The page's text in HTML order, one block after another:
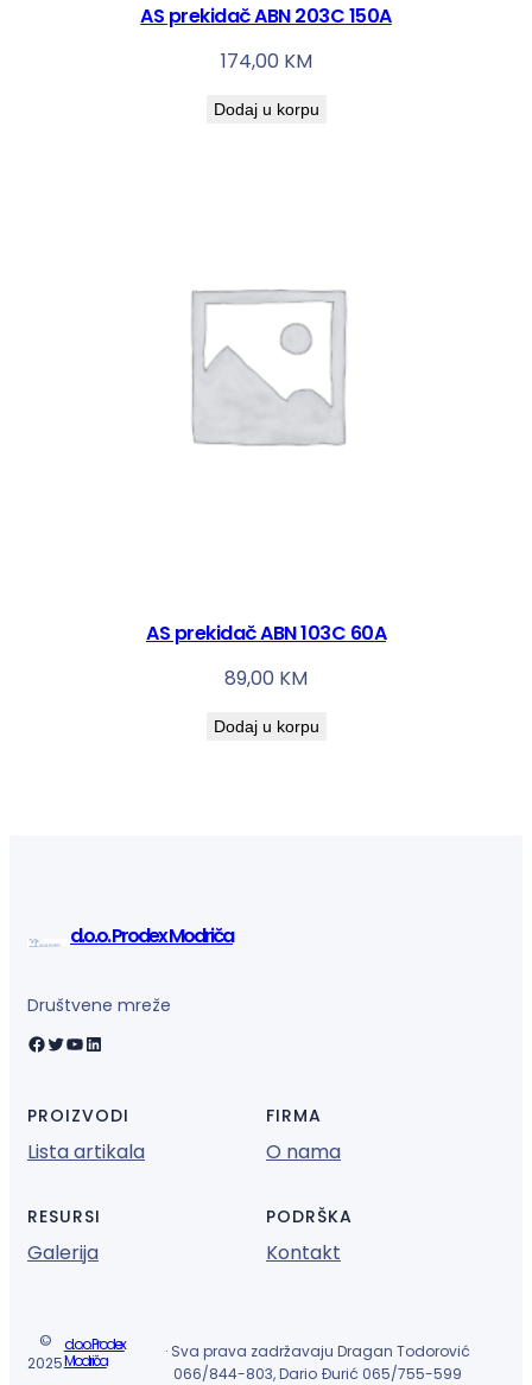
AS prekidač ABN 203C 150A
174,00 KM
Dodaj u korpu
AS prekidač ABN 103C 60A
89,00 KM
Dodaj u korpu
d.o.o. Prodex Modriča
Društvene mreže
Facebook Twitter YouTube LinkedIn
PROIZVODI
Lista artikala
FIRMA
O nama
RESURSI
Galerija
PODRŠKA
Kontakt
©
2025
d.o.o. Prodex
Modriča
· Sva prava zadržavaju Dragan Todorović
066/844-803, Dario Đurić 065/755-599